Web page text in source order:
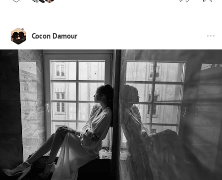
Cocon Damour